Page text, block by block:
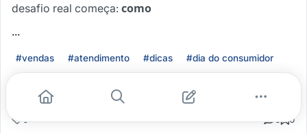
desafio real começa: como
...
#vendas #atendimento #dicas #dia do consumidor
Leia mais
0 0 0